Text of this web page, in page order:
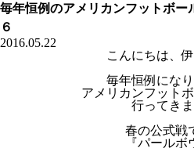
毎年恒例のアメリカンフットボ
６
2016.05.22
こんにちは、伊
毎年恒例にな
アメリカンフット
行ってき
春の公式戦
『パールボ